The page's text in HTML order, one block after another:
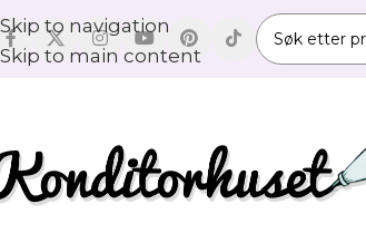
Skip to navigation
Skip to main content